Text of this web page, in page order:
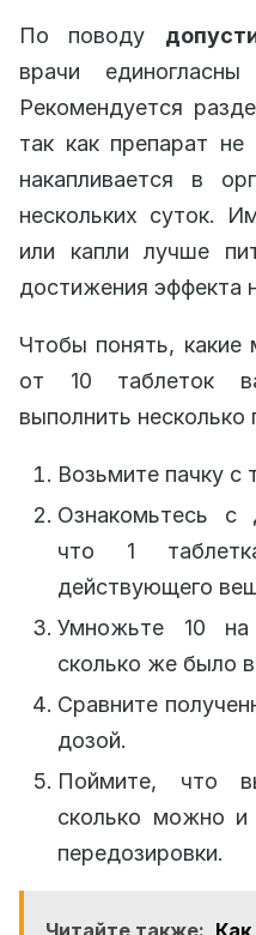
По поводу
врачи
Рекомендуется
так как препарат не
накапливается в
нескольких суток.
или капли лучше
достижения эффекта
Чтобы понять, какие
от 10 таблеток
выполнить несколько
Возьмите пачку с
Ознакомьтесь с
что 1
действующего
Умножьте 10
сколько же было
Сравните
дозой.
Поймите, что
сколько можно и
передозировки.
Читайте также: Как